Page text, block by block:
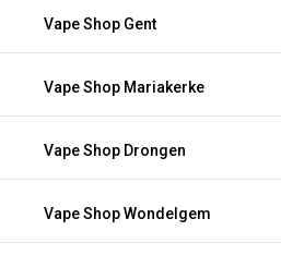
Vape Shop Gent
Vape Shop Mariakerke
Vape Shop Drongen
Vape Shop Wondelgem